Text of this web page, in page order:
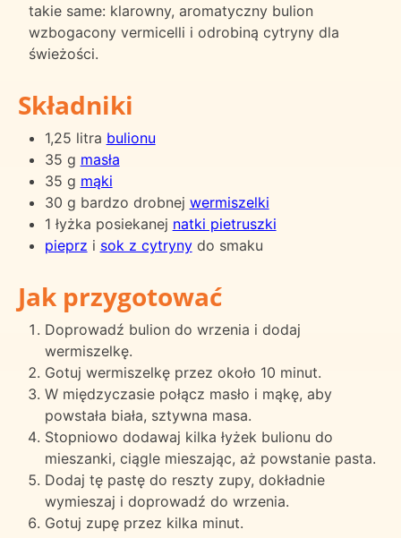
takie same: klarowny, aromatyczny bulion
wzbogacony vermicelli i odrobiną cytryny dla
świeżości.
Składniki
1,25 litra bulionu
35 g masła
35 g mąki
30 g bardzo drobnej wermiszelki
1 łyżka posiekanej natki pietruszki
pieprz i sok z cytrynydo smaku
Jak przygotować
Doprowadź bulion do wrzenia i dodaj
wermiszelkę.
Gotuj wermiszelkę przez około 10 minut.
W międzyczasie połącz masło i mąkę, aby
powstała biała, sztywna masa.
Stopniowo dodawaj kilka łyżek bulionu do
mieszanki, ciągle mieszając, aż powstanie pasta.
Dodaj tę pastę do reszty zupy, dokładnie
wymieszaj i doprowadź do wrzenia.
Gotuj zupę przez kilka minut.